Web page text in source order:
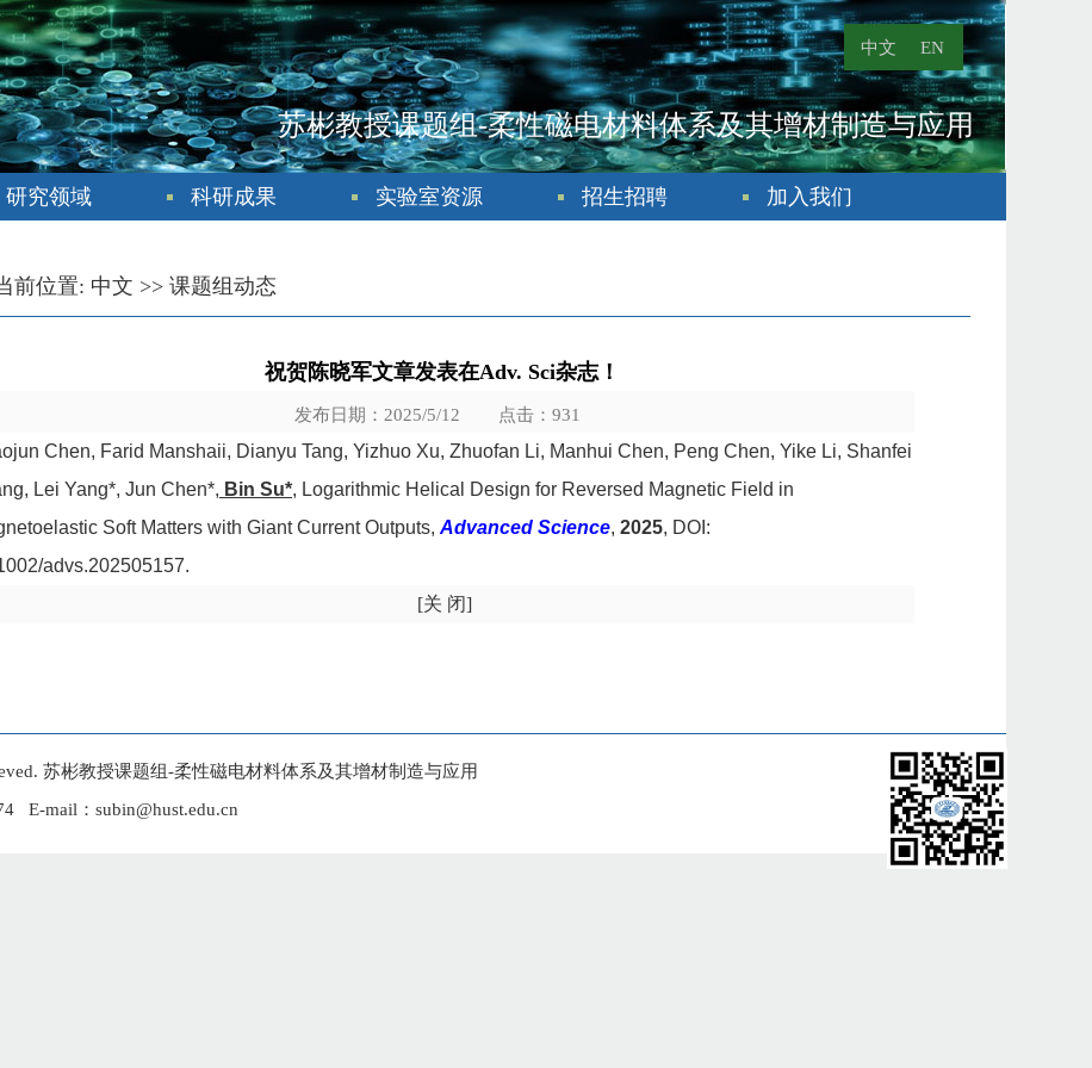
中文 EN
苏彬教授课题组-柔性磁电材料体系及其增材制造与应用
研究领域 科研成果 实验室资源 招生招聘 加入我们
前位置: 中文 >> 课题组动态
祝贺陈晓军文章发表在Adv. Sci杂志！
发布日期：2025/5/12 点击：931
Chen, Farid Manshaii, Dianyu Tang, Yizhuo Xu, Zhuofan Li, Manhui Chen, Peng Chen, Yike Li, Shanfei
Lei Yang*, Jun Chen*, Bin Su*, Logarithmic Helical Design for Reversed Magnetic Field in
Soft Matters with Giant Current Outputs, Advanced Science, 2025, DOI:
advs.202505157.
[关 闭]
苏彬教授课题组-柔性磁电材料体系及其增材制造与应用
E-mail：subin@hust.edu.cn